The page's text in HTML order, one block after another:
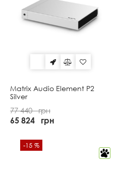
Matrix Audio Element P2
Silver
77 440 грн
65 824 грн
-15 %